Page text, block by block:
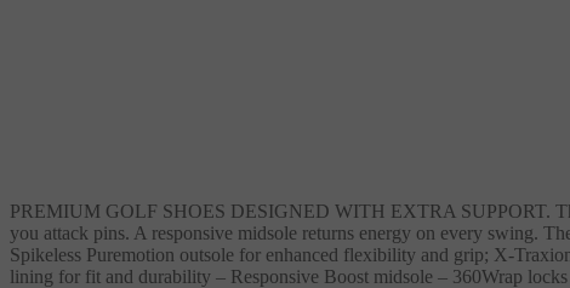
PREMIUM GOLF SHOES DESIGNED WITH EXTRA SUPPORT.
you attack pins. A responsive midsole returns energy on every swing.
Spikeless Puremotion outsole for enhanced flexibility and grip; X-
lining for fit and durability – Responsive Boost midsole – 360Wrap